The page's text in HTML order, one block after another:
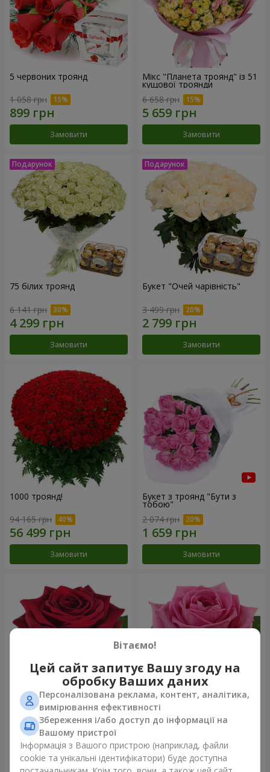
5 червоних троянд
1 058 грн
Замовити
Мікс "Планета троянд" із 51
кущової троянди
6 658 грн
Замовити
75 білих троянд
6 141 грн
Замовити
Букет "Очей чарівність"
3 499 грн
Замовити
1000 троянд!
94 165 грн
Замовити
Букет з троянд "Бути з
тобою"
2 074 грн
Замовити
Червона троянда
(поштучно)
Замовити
Рожева троянда (поштучно)
Замовити
Вітаємо!
Цей сайт запитує Вашу згоду на
обробку Ваших даних
Персоналізована реклама, контент, аналітика,
вимірювання ефективності
Збереження і/або доступ до інформації на
Вашому пристрої
Інформація з Вашого пристрою (наприклад, файли
cookie та унікальні ідентифікатори) буде доступна